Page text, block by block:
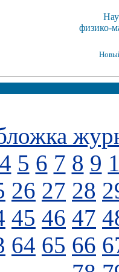
физико-
4 5 6 7 8 9
26 27 28
45 46 47
64 65 66